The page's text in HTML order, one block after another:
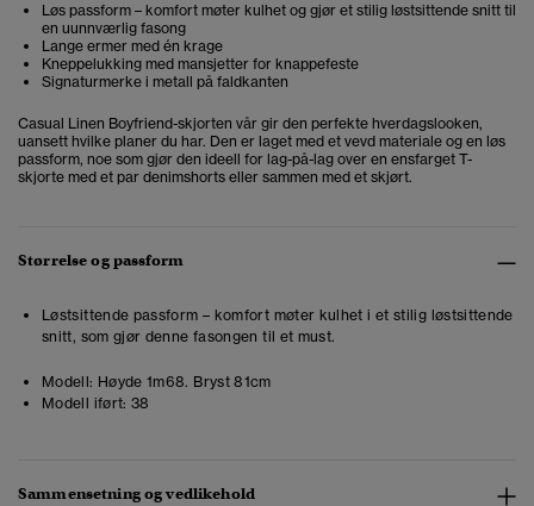
Løs passform – komfort møter kulhet og gjør et stilig løstsittende snitt til
en uunnværlig fasong
Lange ermer med én krage
Kneppelukking med mansjetter for knappefeste
Signaturmerke i metall på faldkanten
Casual Linen Boyfriend-skjorten vår gir den perfekte hverdagslooken,
uansett hvilke planer du har. Den er laget med et vevd materiale og en løs
passform, noe som gjør den ideell for lag-på-lag over en ensfarget T-
skjorte med et par denimshorts eller sammen med et skjørt.
Størrelse og passform
Løstsittende passform – komfort møter kulhet i et stilig løstsittende
snitt, som gjør denne fasongen til et must.
Modell: Høyde 1m68. Bryst 81cm
Modell iført: 38
Sammensetning og vedlikehold